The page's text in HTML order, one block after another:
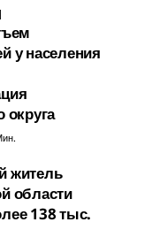
у населения
округа
житель
области
138 тыс.